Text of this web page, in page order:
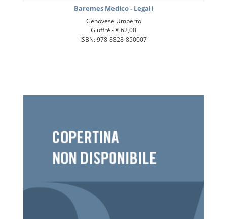
Baremes Medico - Legali
Genovese Umberto
Giuffrè -€ 62,00
ISBN: 978-8828-850007